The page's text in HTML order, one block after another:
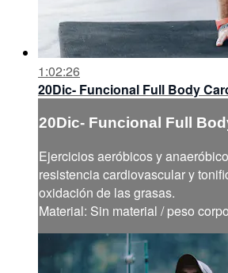
1:02:26
20Dic- Funcional Full Body
20Dic- Funcional Full
Ejercicios aeróbicos y
resistencia cardiovascular y
oxidación de las grasas.
Material: Sin material / peso